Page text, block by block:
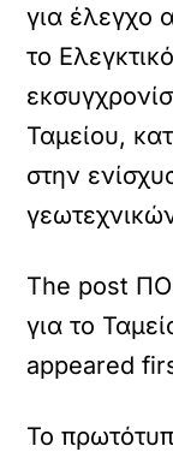
για έλεγχο
το
Ταμείου,
στην
The post
για το
appeared
Το